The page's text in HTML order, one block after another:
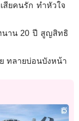
สียคนรัก ทำหัวใจ
นาน 20 ปี สูญสิทธิ
ทลายบ่อนบังหน้า